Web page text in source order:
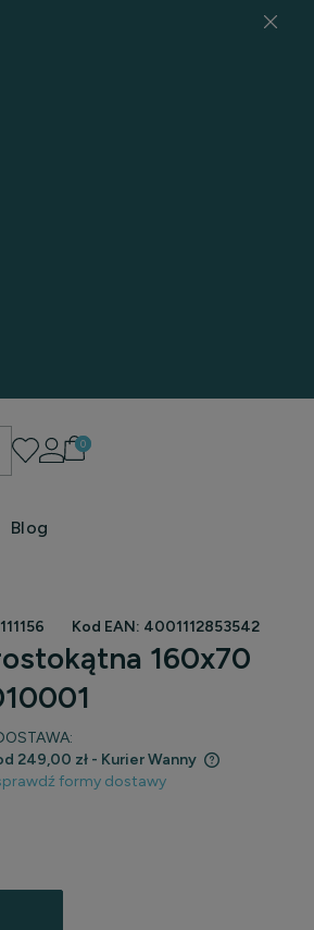
Blog
Kod EAN: 4001112853542
160x70
249,00 zł - Kurier Wanny
formy dostawy